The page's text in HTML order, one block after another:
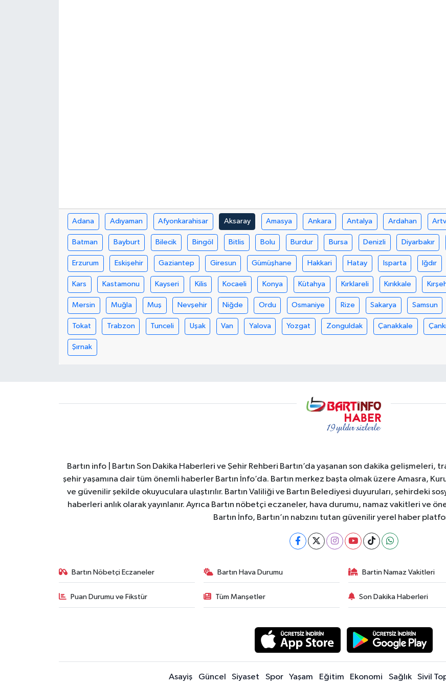
Adana Adıyaman Afyonkarahisar Aksaray Amasya Ankara Antalya Ardahan
Batman Bayburt Bilecik Bingöl Bitlis Bolu Burdur Bursa Denizli Diyarbakır
Erzurum Eskişehir Gaziantep Giresun Gümüşhane Hakkari Hatay Isparta Iğdır
Kars Kastamonu Kayseri Kilis Kocaeli Konya Kütahya Kırklareli Kırıkkale
Mersin Muğla Muş Nevşehir Niğde Ordu Osmaniye Rize Sakarya Samsun
Tokat Trabzon Tunceli Uşak Van Yalova Yozgat Zonguldak Çanakkale
Şırnak
Bartın info | Bartın Son Dakika Haberleri ve Şehir Rehberi Bartın’da yaşanan son dakika
şehir yaşamına dair tüm önemli haberler Bartın İnfo’da. Bartın merkez başta olmak üzere Amasra,
ve güvenilir şekilde okuyuculara ulaştırılır. Bartın Valiliği ve Bartın Belediyesi duyuruları, şehirdeki
haberleri anlık olarak yayınlanır. Ayrıca Bartın nöbetçi eczaneler, hava durumu, namaz vakitleri ve
Bartın İnfo, Bartın’ın nabzını tutan güvenilir yerel haber
Bartın Nöbetçi Eczaneler Bartın Hava Durumu Bartin Namaz Vakitleri
Puan Durumu ve Fikstür Tüm Manşetler Son Dakika Haberleri
Asayiş Güncel Siyaset Spor Yaşam Eğitim Ekonomi Sağlık Sivil
Yerel Yönetimler